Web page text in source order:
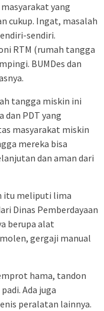
yang
cukup. Ingat, masalah
sendiri.
RTM (rumah tangga
BUMDes dan
tangga miskin ini
dan PDT yang
masyarakat miskin
mereka bisa
dan aman dari
itu meliputi lima
Dinas Pemberdayaan
berupa alat
gergaji manual
hama, tandon
Ada juga
peralatan lainnya.